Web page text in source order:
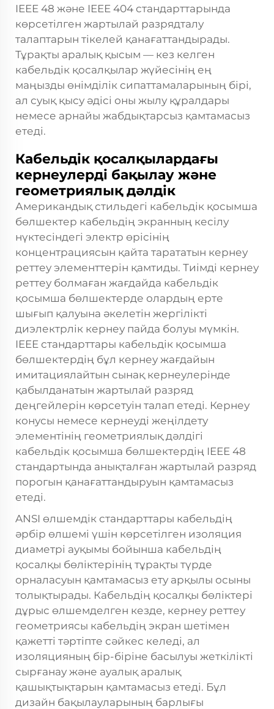
IEEE 48 және IEEE 404 стандарттарында
көрсетілген жартылай разрядталу
талаптарын тікелей қанағаттандырады.
Тұрақты аралық қысым — кез келген
кабельдік қосалқылар жүйесінің ең
маңызды өнімділік сипаттамаларының бірі,
ал суық қысу әдісі оны жылу құралдары
немесе арнайы жабдықтарсыз қамтамасыз
етеді.
Кабельдік қосалқылардағы
кернеулерді бақылау және
геометриялық дәлдік
Американдық стильдегі кабельдік қосымша
бөлшектер кабельдің экранның кесілу
нүктесіндегі электр өрісінің
концентрациясын қайта тарататын кернеу
реттеу элементтерін қамтиды. Тиімді кернеу
реттеу болмаған жағдайда кабельдік
қосымша бөлшектерде олардың ерте
шығып қалуына әкелетін жергілікті
диэлектрлік кернеу пайда болуы мүмкін.
IEEE стандарттары кабельдік қосымша
бөлшектердің бұл кернеу жағдайын
имитациялайтын сынақ кернеулерінде
қабылданатын жартылай разряд
деңгейлерін көрсетуін талап етеді. Кернеу
конусы немесе кернеуді жеңілдету
элементінің геометриялық дәлдігі
кабельдік қосымша бөлшектердің IEEE 48
стандартында анықталған жартылай разряд
порогын қанағаттандыруын қамтамасыз
етеді.
ANSI өлшемдік стандарттары кабельдің
әрбір өлшемі үшін көрсетілген изоляция
диаметрі ауқымы бойынша кабельдің
қосалқы бөліктерінің тұрақты түрде
орналасуын қамтамасыз ету арқылы осыны
толықтырады. Кабельдің қосалқы бөліктері
дұрыс өлшемделген кезде, кернеу реттеу
геометриясы кабельдің экран шетімен
қажетті тәртіпте сәйкес келеді, ал
изоляцияның бір-біріне басылуы жеткілікті
сырғанау және ауалық аралық
қашықтықтарын қамтамасыз етеді. Бұл
дизайн бақылауларының барлығы